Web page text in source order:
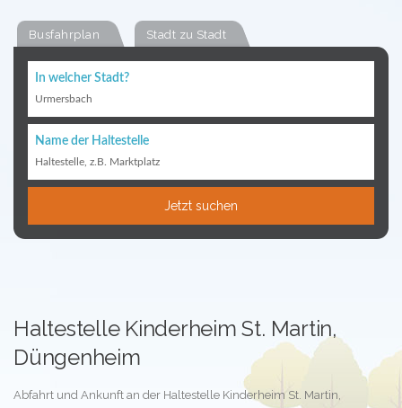
Busfahrplan Stadt zu Stadt
In welcher Stadt?
Urmersbach
Name der Haltestelle
Haltestelle, z.B. Marktplatz
Jetzt suchen
Haltestelle Kinderheim St. Martin,
Düngenheim
Abfahrt und Ankunft an der Haltestelle Kinderheim St. Martin,